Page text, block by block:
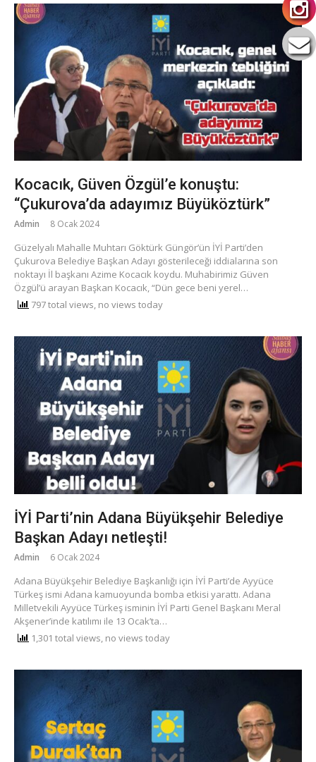
Kocacık, Güven Özgül’e konuştu:
“Çukurova’da adayımız Büyüköztürk”
Admin 8 Ocak 2024
Güzelyalı Mahalle Muhtarı Göktürk Güngör’ün İYİ Parti’den
Çukurova Belediye Başkan Adayı gösterileceği iddialarına son
noktayı İl başkanı Azime Kocacık koydu. Muhabirimiz Güven
Özgül’ü arayan Başkan Kocacık, “Dün gece beni yerel…
797 total views, no views today
İYİ Parti’nin Adana Büyükşehir Belediye
Başkan Adayı netleşti!
Admin 6 Ocak 2024
Adana Büyükşehir Belediye Başkanlığı için İYİ Parti’de Ayyüce
Türkeş ismi Adana kamuoyunda bomba etkisi yarattı. Adana
Milletvekili Ayyüce Türkeş isminin İYİ Parti Genel Başkanı Meral
Akşener’inde katılımı ile 13 Ocak’ta…
1,301 total views, no views today